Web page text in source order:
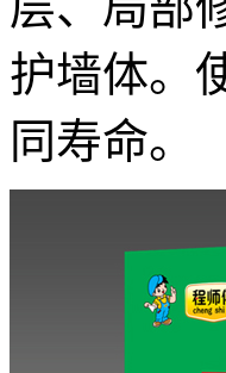
护墙体。
同寿命。